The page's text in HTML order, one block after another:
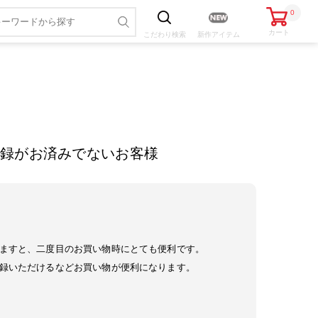
こだわり 検索 新作アイテム
0
カート
がお済みでないお客様
すと、二度目のお買い物時にとても便利です。
いただけるなどお買い物が便利になります。